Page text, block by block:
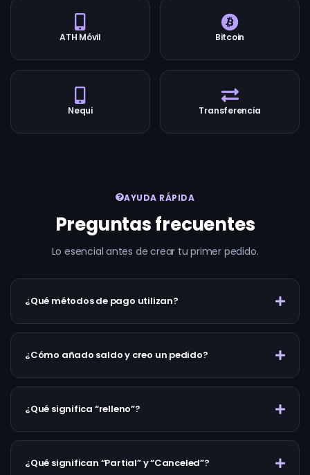
ATH Móvil Bitcoin
Nequi Transferencia
AYUDA RÁPIDA
Preguntas frecuentes
Lo esencial antes de crear tu primer pedido.
¿Qué métodos de pago utilizan?
¿Cómo añado saldo y creo un pedido?
¿Qué significa “relleno”?
¿Qué significan “Partial” y “Canceled”?